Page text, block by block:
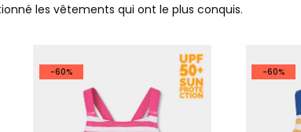
les vêtements qui ont le plus conquis.
-60% -60%